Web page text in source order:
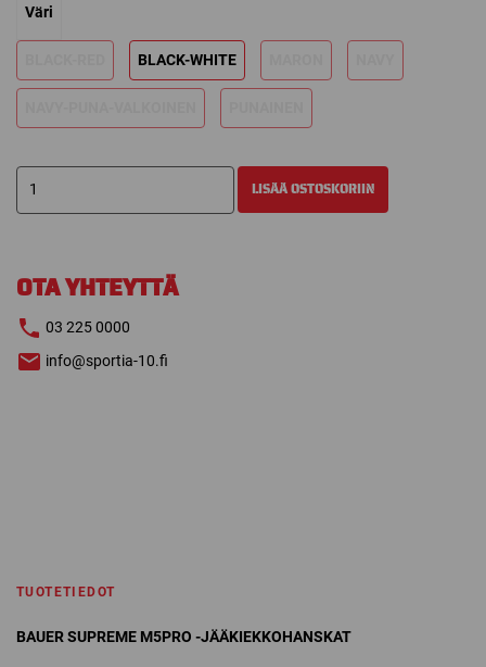
Väri
BLACK-WHITE
BAUER
SUPREME
LISÄÄ OSTOSKORIIN
OTA YHTEYTTÄ
03 225 0000
info@sportia-10.fi
TUOTETIEDOT
BAUER SUPREME M5PRO -JÄÄKIEKKOHANSKAT